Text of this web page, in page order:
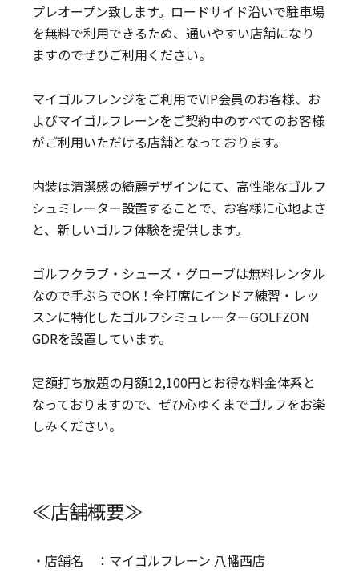
プレオープン致します。ロードサイド沿いで駐車場
を無料で利用できるため、通いやすい店舗になり
ますのでぜひご利用ください。
マイゴルフレンジをご利用でVIP会員のお客様、お
よびマイゴルフレーンをご契約中のすべてのお客様
がご利用いただける店舗となっております。
内装は清潔感の綺麗デザインにて、高性能なゴルフ
シュミレーター設置することで、お客様に心地よさ
と、新しいゴルフ体験を提供します。
ゴルフクラブ・シューズ・グローブは無料レンタル
なので手ぶらでOK！全打席にインドア練習・レッ
スンに特化したゴルフシミュレーターGOLFZON
GDRを設置しています。
定額打ち放題の月額12,100円とお得な料金体系と
なっておりますので、ぜひ心ゆくまでゴルフをお楽
しみください。
≪店舗概要≫
・店舗名 ：マイゴルフレーン 八幡西店